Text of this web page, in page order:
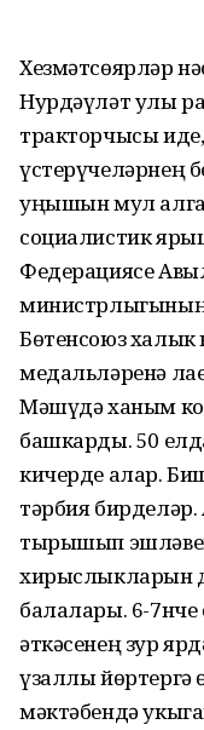
Хезмәтсөярләр
Нурдәүләт улы
тракторчысы
үстерүчеләрнең
уңышын мул
социалистик
Федерациясе
министрлыгының
Бөтенсоюз
медальләренә
Мәшүдә ханым
башкарды. 50
кичерде алар.
тәрбия
тырышып
хирыслыкларын
балалары. 6-
әткәсенең зур
үзаллы йөртергә
мәктәбендә